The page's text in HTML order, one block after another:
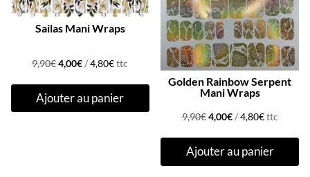
Sailas Mani Wraps
9,90€Le
initial
4,00€Le
actuel
/4,80€ttc
Ajouter au panier
Golden Rainbow Serpent
Mani Wraps
9,90€Le
initial
était :
4,00€Le
actuel
est :
/4,80€ttc
Ajouter au panier